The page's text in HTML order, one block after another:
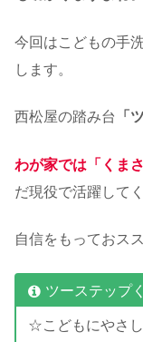
今回はこどもの手
します。
西松屋の踏み台 「
わが家では「くま
だ現役で活躍して
自信をもっておス
ツーステップ
☆こどもにやさ